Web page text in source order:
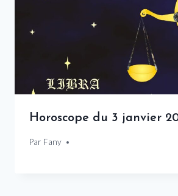
Horoscope du 3 janvier
Par Fany
3 janvier 2025